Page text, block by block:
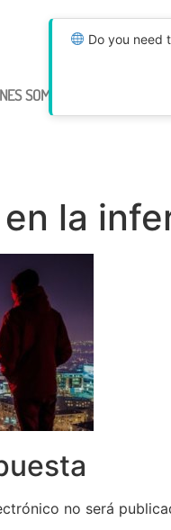
Do you need
SOMOS
la
no será